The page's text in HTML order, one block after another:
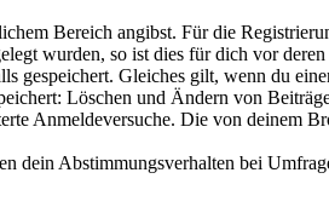
Bereich angibst. Für die
wurden, so ist dies für dich vor
gespeichert. Gleiches gilt, wenn du
Löschen und Ändern von
Anmeldeversuche. Die von deinem
dein Abstimmungsverhalten bei